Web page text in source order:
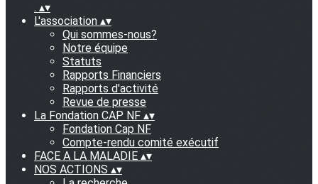
. ▴▾
L'association ▴▾
Qui sommes-nous?
Notre équipe
Statuts
Rapports Financiers
Rapports d'activité
Revue de presse
La Fondation CAP NF ▴▾
Fondation Cap NF
Compte-rendu comité exécutif
FACE A LA MALADIE ▴▾
NOS ACTIONS ▴▾